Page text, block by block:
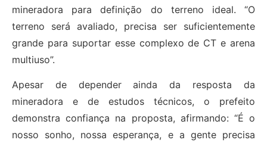
mineradora para definição do terreno ideal. “O
terreno será avaliado, precisa ser suficientemente
grande para suportar esse complexo de CT e arena
multiuso”.
Apesar de depender ainda da resposta da
mineradora e de estudos técnicos, o prefeito
demonstra confiança na proposta, afirmando: “É o
nosso sonho, nossa esperança, e a gente precisa